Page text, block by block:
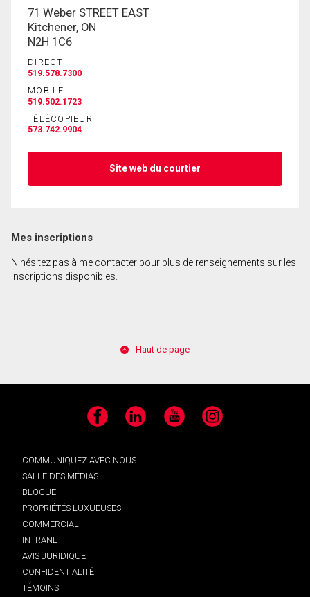
71 Weber STREET EAST
Kitchener, ON
N2H 1C6
DIRECT
519.578.7300
MOBILE
519.502.1723
TÉLÉCOPIEUR
573.742.9904
Site web du courtier
Mes inscriptions
N'hésitez pas à me contacter pour plus de renseignements sur les
inscriptions disponibles.
Haut de page
Facebook LinkedIn YouTube Instagram
COMMUNIQUEZ AVEC NOUS
SALLE DES MÉDIAS
BLOGUE
PROPRIÉTÉS LUXUEUSES
COMMERCIAL
INTRANET
AVIS JURIDIQUE
CONFIDENTIALITÉ
TÉMOINS